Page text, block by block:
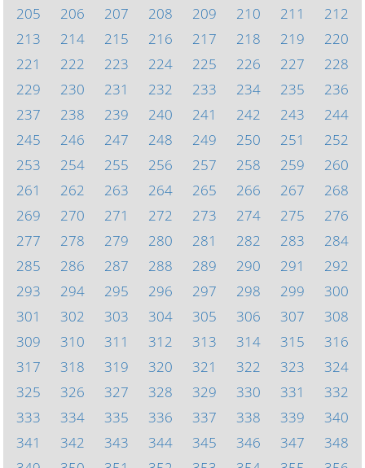
205
206 207 208 209 210 211
212
213
214 215 216 217 218 219
220
221
222 223 224 225 226 227
228
229
230 231 232 233 234 235
236
237
238 239 240 241 242 243
244
245
246 247 248 249 250 251
252
253
254 255 256 257 258 259
260
261
262 263 264 265 266 267
268
269
270 271 272 273 274 275
276
277
278 279 280 281 282 283
284
285
286 287 288 289 290 291
292
293
294 295 296 297 298 299
300
301
302 303 304 305 306 307
308
309
310 311 312 313 314 315
316
317
318 319 320 321 322 323
324
325
326 327 328 329 330 331
332
333
334 335 336 337 338 339
340
341
342 343 344 345 346 347
348